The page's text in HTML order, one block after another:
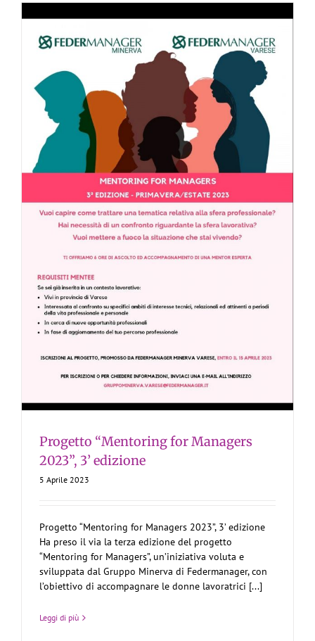
Progetto “Mentoring for Managers
2023”, 3’ edizione
5 Aprile 2023
Progetto “Mentoring for Managers 2023”, 3’ edizione
Ha preso il via la terza edizione del progetto
“Mentoring for Managers”, un’iniziativa voluta e
sviluppata dal Gruppo Minerva di Federmanager, con
l’obiettivo di accompagnare le donne lavoratrici [...]
Leggi di più